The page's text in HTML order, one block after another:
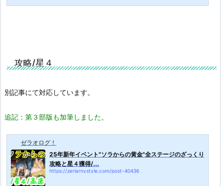
攻略/星４
別記事にて対応しています。
追記：第３部版も加筆しました。
ゼラオログ！
25年新年イベント"ソラからの黄金"全ステージのざっくり
攻略と星４獲得/...
https://zerlarnystyle.com/post-40436